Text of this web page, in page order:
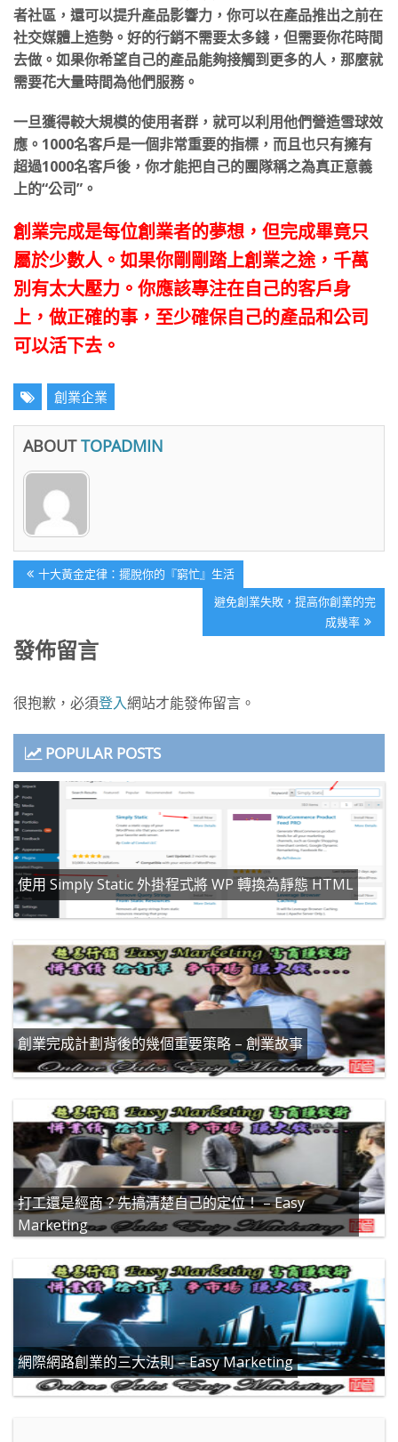
者社區，還可以提升產品影響力，你可以在產品推出之前在
社交媒體上造勢。好的行銷不需要太多錢，但需要你花時間
去做。如果你希望自己的產品能夠接觸到更多的人，那麼就
需要花大量時間為他們服務。
一旦獲得較大規模的使用者群，就可以利用他們營造雪球效
應。1000名客戶是一個非常重要的指標，而且也只有擁有
超過1000名客戶後，你才能把自己的團隊稱之為真正意義
上的“公司”。
創業完成是每位創業者的夢想，但完成畢竟只
屬於少數人。如果你剛剛踏上創業之途，千萬
別有太大壓力。你應該專注在自己的客戶身
上，做正確的事，至少確保自己的產品和公司
可以活下去。
創業企業
ABOUT TOPADMIN
文
章
覽
Previous
Post:
十大黃金定律：擺脫你的『窮忙』生活
Next
避免創業失敗，提高你創業的完
成幾率
發佈留言
很抱歉，必須登入網站才能發佈留言。
POPULAR POSTS
使用 Simply Static 外掛程式將 WP 轉換為靜態 HTML
創業完成計劃背後的幾個重要策略 – 創業故事
打工還是經商？先搞清楚自己的定位！ – Easy
Marketing
網際網路創業的三大法則 – Easy Marketing